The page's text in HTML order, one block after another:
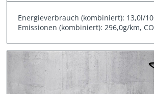
Energieverbrauch (kombiniert): 13,0l/
Emissionen (kombiniert): 296,0g/km, CO